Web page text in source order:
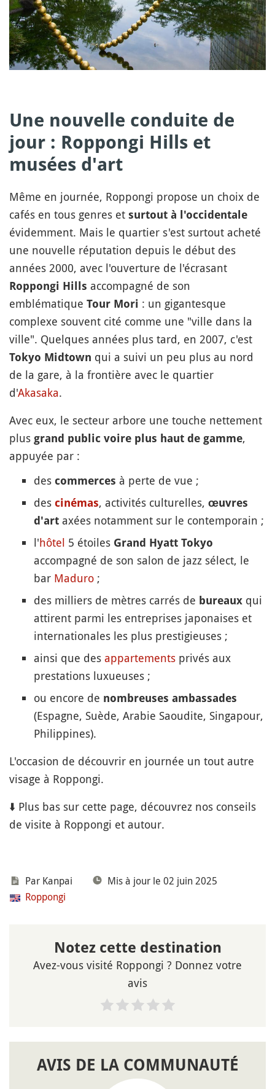
Une nouvelle conduite de
jour : Roppongi Hills et
musées d'art
Même en journée, Roppongi propose un choix de
cafés en tous genres et surtout à l'occidentale
évidemment. Mais le quartier s'est surtout acheté
une nouvelle réputation depuis le début des
années 2000, avec l'ouverture de l'écrasant
Roppongi Hills accompagné de son
emblématique Tour Mori : un gigantesque
complexe souvent cité comme une "ville dans la
ville". Quelques années plus tard, en 2007, c'est
Tokyo Midtown qui a suivi un peu plus au nord
de la gare, à la frontière avec le quartier
d'Akasaka.
Avec eux, le secteur arbore une touche nettement
plus grand public voire plus haut de gamme,
appuyée par :
des commerces à perte de vue ;
des cinémas, activités culturelles, œuvres
d'art axées notamment sur le contemporain ;
l'hôtel 5 étoiles Grand Hyatt Tokyo
accompagné de son salon de jazz sélect, le
bar Maduro ;
des milliers de mètres carrés de bureaux qui
attirent parmi les entreprises japonaises et
internationales les plus prestigieuses ;
ainsi que des appartements privés aux
prestations luxueuses ;
ou encore de nombreuses ambassades
(Espagne, Suède, Arabie Saoudite, Singapour,
Philippines).
L'occasion de découvrir en journée un tout autre
visage à Roppongi.
⬇️ Plus bas sur cette page, découvrez nos conseils
de visite à Roppongi et autour.
Par Kanpai
Mis à jour le 02 juin 2025
Roppongi
Notez cette destination
Avez-vous visité Roppongi ? Donnez votre
avis
AVIS DE LA COMMUNAUTÉ